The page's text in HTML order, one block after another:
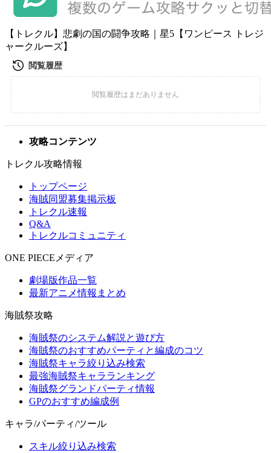
【トレクル】悲劇の国の闘争攻略｜星5【ワンピース トレジ
ャークルーズ】
攻略コンテンツ
トレクル攻略情報
トップページ
海賊同盟募集掲示板
トレクル速報
Q&A
トレクルコミュニティ
ONE PIECEメディア
劇場版作品一覧
最新アニメ情報まとめ
海賊祭攻略
海賊祭のシステム解説と遊び方
海賊祭のおすすめパーティと編成のコツ
海賊祭キャラ絞り込み検索
最強海賊祭キャラランキング
海賊祭グランドパーティ情報
GPのおすすめ編成例
キャラ/パーティ/ツール
スキル絞り込み検索